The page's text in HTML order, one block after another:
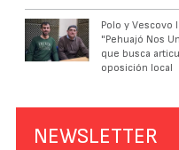
Polo y Vescovo
"Pehuajó Nos
que busca
oposición local
NEWSLETTER